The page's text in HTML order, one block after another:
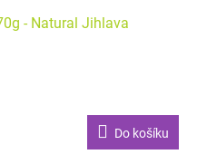
- Natural Jihlava
Do košíku